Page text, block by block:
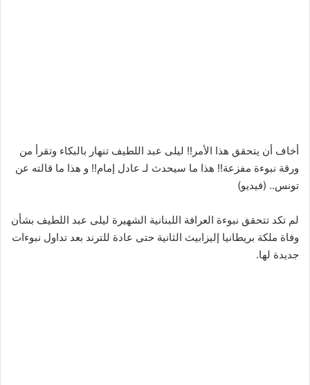
أخاف أن يتحقق هذا الأمر!! ليلى عبد اللطيف تنهار بالبكاء وتقرأ من
ورقة نبوءة مفزعة!! هذا ما سيحدث لـ عادل إمام!! و هذا ما قالته عن
تونس.. (فيديو)
لم تكد تتحقق نبوءة العرافة اللبنانية الشهيرة ليلى عبد اللطيف بشأن
وفاة ملكة بريطانيا إليزابيث الثانية حتى عادة للترند بعد تداول نبوءات
جديدة لها.